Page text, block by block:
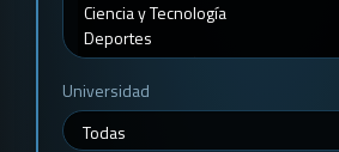
Universidad